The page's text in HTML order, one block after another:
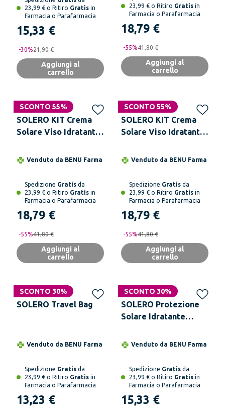
23,99 € o Ritiro Gratis in
Farmacia o Parafarmacia
15,33 €
-30%21,90 €
Aggiungi al
carrello
23,99 € o Ritiro Gratis in
Farmacia o Parafarmacia
18,79 €
-55%41,80 €
Aggiungi al
carrello
SCONTO 55%
SOLERO KIT Crema
Solare Viso Idratante
Solare Idratante
Venduto da BENU Farma
Spedizione Gratis da
23,99 € o Ritiro Gratis in
Farmacia o Parafarmacia
18,79 €
-55%41,80 €
Aggiungi al
carrello
SCONTO 55%
SOLERO KIT Crema
Solare Viso Idratante
Trasparente SPF50+
Venduto da BENU Farma
Spedizione Gratis da
23,99 € o Ritiro Gratis in
Farmacia o Parafarmacia
18,79 €
-55%41,80 €
Aggiungi al
carrello
SCONTO 30%
SOLERO Travel Bag
Venduto da BENU Farma
Spedizione Gratis da
23,99 € o Ritiro Gratis in
Farmacia o Parafarmacia
13,23 €
SCONTO 30%
SOLERO Protezione
Solare Idratante
Venduto da BENU Farma
Spedizione Gratis da
23,99 € o Ritiro Gratis in
Farmacia o Parafarmacia
15,33 €